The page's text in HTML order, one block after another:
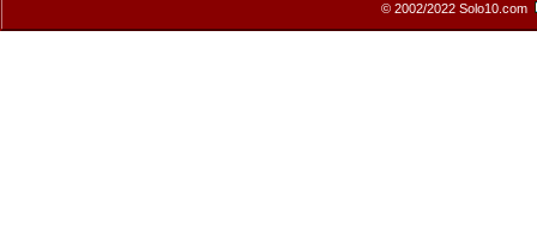
© 2002/2022 Solo10.com